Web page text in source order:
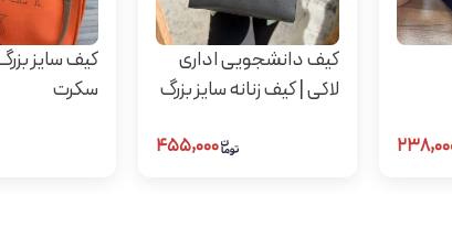
کیف دانشجویی اداری
لاکی | کیف زنانه سایز بزرگ
۴۵۵,۰۰۰
کیف سایز
سکرت